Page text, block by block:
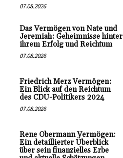
07.08.2026
Das Vermögen von Nate und
Jeremiah: Geheimnisse hinter
ihrem Erfolg und Reichtum
07.08.2026
Friedrich Merz Vermögen:
Ein Blick auf den Reichtum
des CDU-Politikers 2024
07.08.2026
Rene Obermann Vermögen:
Ein detaillierter Überblick
über sein finanzielles Erbe